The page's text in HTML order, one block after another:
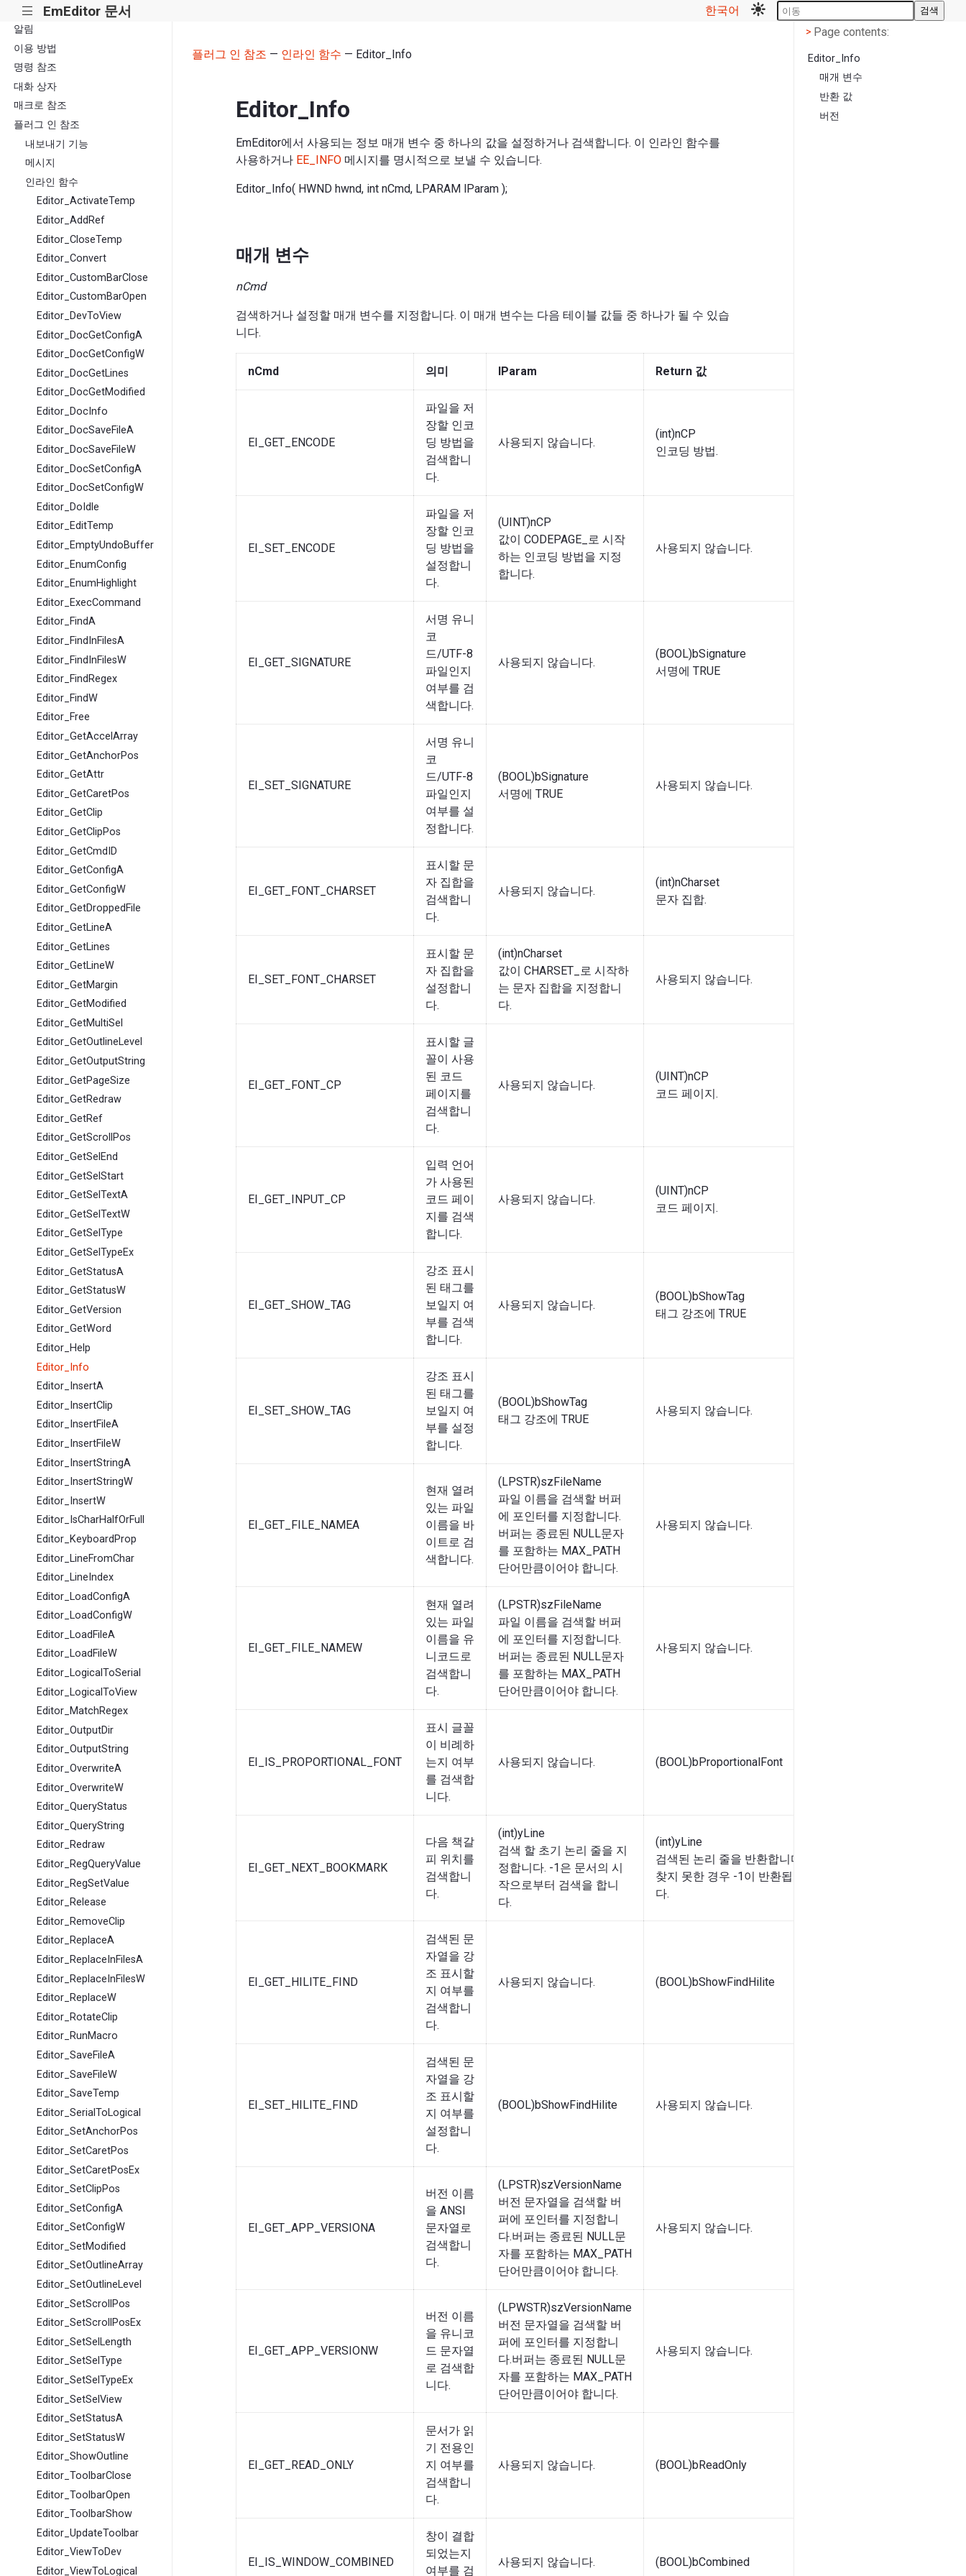
||| EmEditor 문서 한국어 검색
알림
이용 방법
명령 참조
대화 상자
매크로 참조
플러그 인 참조
내보내기 기능
메시지
인라인 함수
Editor_ActivateTemp
Editor_AddRef
Editor_CloseTemp
Editor_Convert
Editor_CustomBarClose
Editor_CustomBarOpen
Editor_DevToView
Editor_DocGetConfigA
Editor_DocGetConfigW
Editor_DocGetLines
Editor_DocGetModified
Editor_DocInfo
Editor_DocSaveFileA
Editor_DocSaveFileW
Editor_DocSetConfigA
Editor_DocSetConfigW
Editor_DoIdle
Editor_EditTemp
Editor_EmptyUndoBuffer
Editor_EnumConfig
Editor_EnumHighlight
Editor_ExecCommand
Editor_FindA
Editor_FindInFilesA
Editor_FindInFilesW
Editor_FindRegex
Editor_FindW
Editor_Free
Editor_GetAccelArray
Editor_GetAnchorPos
Editor_GetAttr
Editor_GetCaretPos
Editor_GetClip
Editor_GetClipPos
Editor_GetCmdID
Editor_GetConfigA
Editor_GetConfigW
Editor_GetDroppedFile
Editor_GetLineA
Editor_GetLines
Editor_GetLineW
Editor_GetMargin
Editor_GetModified
Editor_GetMultiSel
Editor_GetOutlineLevel
Editor_GetOutputString
Editor_GetPageSize
Editor_GetRedraw
Editor_GetRef
Editor_GetScrollPos
Editor_GetSelEnd
Editor_GetSelStart
Editor_GetSelTextA
Editor_GetSelTextW
Editor_GetSelType
Editor_GetSelTypeEx
Editor_GetStatusA
Editor_GetStatusW
Editor_GetVersion
Editor_GetWord
Editor_Help
Editor_Info
Editor_InsertA
Editor_InsertClip
Editor_InsertFileA
Editor_InsertFileW
Editor_InsertStringA
Editor_InsertStringW
Editor_InsertW
Editor_IsCharHalfOrFull
Editor_KeyboardProp
Editor_LineFromChar
Editor_LineIndex
Editor_LoadConfigA
Editor_LoadConfigW
Editor_LoadFileA
Editor_LoadFileW
Editor_LogicalToSerial
Editor_LogicalToView
Editor_MatchRegex
Editor_OutputDir
Editor_OutputString
Editor_OverwriteA
Editor_OverwriteW
Editor_QueryStatus
Editor_QueryString
Editor_Redraw
Editor_RegQueryValue
Editor_RegSetValue
Editor_Release
Editor_RemoveClip
Editor_ReplaceA
Editor_ReplaceInFilesA
Editor_ReplaceInFilesW
Editor_ReplaceW
Editor_RotateClip
Editor_RunMacro
Editor_SaveFileA
Editor_SaveFileW
Editor_SaveTemp
Editor_SerialToLogical
Editor_SetAnchorPos
Editor_SetCaretPos
Editor_SetCaretPosEx
Editor_SetClipPos
Editor_SetConfigA
Editor_SetConfigW
Editor_SetModified
Editor_SetOutlineArray
Editor_SetOutlineLevel
Editor_SetScrollPos
Editor_SetScrollPosEx
Editor_SetSelLength
Editor_SetSelType
Editor_SetSelTypeEx
Editor_SetSelView
Editor_SetStatusA
Editor_SetStatusW
Editor_ShowOutline
Editor_ToolbarClose
Editor_ToolbarOpen
Editor_ToolbarShow
Editor_UpdateToolbar
Editor_ViewToDev
Editor_ViewToLogical
플러그 인 참조 — 인라인 함수 — Editor_Info
Editor_Info
EmEditor에서 사용되는 정보 매개 변수 중 하나의 값을 설정하거나 검색합니다. 이 인라인 함수를
사용하거나 EE_INFO 메시지를 명시적으로 보낼 수 있습니다.
Editor_Info( HWND hwnd, int nCmd, LPARAM lParam );
매개 변수
nCmd
검색하거나 설정할 매개 변수를 지정합니다. 이 매개 변수는 다음 테이블 값들 중 하나가 될 수 있습
니다.
nCmd 의미 lParam Return 값
EI_GET_ENCODE
파일을 저
장할 인코
딩 방법을
검색합니
다.
사용되지 않습니다.
(int)nCP
인코딩 방법.
EI_SET_ENCODE
파일을 저
장할 인코
딩 방법을
설정합니
다.
(UINT)nCP
값이 CODEPAGE_로 시작
하는 인코딩 방법을 지정
합니다.
사용되지 않습니다.
EI_GET_SIGNATURE
서명 유니
코
드/UTF-8
파일인지
여부를 검
색합니다.
사용되지 않습니다.
(BOOL)bSignature
서명에 TRUE
EI_SET_SIGNATURE
서명 유니
코
드/UTF-8
파일인지
여부를 설
정합니다.
(BOOL)bSignature
서명에 TRUE
사용되지 않습니다.
EI_GET_FONT_CHARSET
표시할 문
자 집합을
검색합니
다.
사용되지 않습니다.
(int)nCharset
문자 집합.
EI_SET_FONT_CHARSET
표시할 문
자 집합을
설정합니
다.
(int)nCharset
값이 CHARSET_로 시작하
는 문자 집합을 지정합니
다.
사용되지 않습니다.
EI_GET_FONT_CP
표시할 글
꼴이 사용
된 코드
페이지를
검색합니
다.
사용되지 않습니다.
(UINT)nCP
코드 페이지.
EI_GET_INPUT_CP
입력 언어
가 사용된
코드 페이
지를 검색
합니다.
사용되지 않습니다.
(UINT)nCP
코드 페이지.
EI_GET_SHOW_TAG
강조 표시
된 태그를
보일지 여
부를 검색
합니다.
사용되지 않습니다.
(BOOL)bShowTag
태그 강조에 TRUE
EI_SET_SHOW_TAG
강조 표시
된 태그를
보일지 여
부를 설정
합니다.
(BOOL)bShowTag
태그 강조에 TRUE
사용되지 않습니다.
EI_GET_FILE_NAMEA
현재 열려
있는 파일
이름을 바
이트로 검
색합니다.
(LPSTR)szFileName
파일 이름을 검색할 버퍼
에 포인터를 지정합니다.
버퍼는 종료된 NULL문자
를 포함하는 MAX_PATH
단어만큼이어야 합니다.
사용되지 않습니다.
EI_GET_FILE_NAMEW
현재 열려
있는 파일
이름을 유
니코드로
검색합니
다.
(LPSTR)szFileName
파일 이름을 검색할 버퍼
에 포인터를 지정합니다.
버퍼는 종료된 NULL문자
를 포함하는 MAX_PATH
단어만큼이어야 합니다.
사용되지 않습니다.
EI_IS_PROPORTIONAL_FONT
표시 글꼴
이 비례하
는지 여부
를 검색합
니다.
사용되지 않습니다. (BOOL)bProportionalFont
EI_GET_NEXT_BOOKMARK
다음 책갈
피 위치를
검색합니
다.
(int)yLine
검색 할 초기 논리 줄을 지
정합니다. -1은 문서의 시
작으로부터 검색을 합니
다.
(int)yLine
검색된 논리 줄을 반환합니다.
찾지 못한 경우 -1이 반환됩니
다.
EI_GET_HILITE_FIND
검색된 문
자열을 강
조 표시할
지 여부를
검색합니
다.
사용되지 않습니다. (BOOL)bShowFindHilite
EI_SET_HILITE_FIND
검색된 문
자열을 강
조 표시할
지 여부를
설정합니
다.
(BOOL)bShowFindHilite 사용되지 않습니다.
EI_GET_APP_VERSIONA
버전 이름
을 ANSI
문자열로
검색합니
다.
(LPSTR)szVersionName
버전 문자열을 검색할 버
퍼에 포인터를 지정합니
다.버퍼는 종료된 NULL문
자를 포함하는 MAX_PATH
단어만큼이어야 합니다.
사용되지 않습니다.
EI_GET_APP_VERSIONW
버전 이름
을 유니코
드 문자열
로 검색합
니다.
(LPWSTR)szVersionName
버전 문자열을 검색할 버
퍼에 포인터를 지정합니
다.버퍼는 종료된 NULL문
자를 포함하는 MAX_PATH
단어만큼이어야 합니다.
사용되지 않습니다.
EI_GET_READ_ONLY
문서가 읽
기 전용인
지 여부를
검색합니
다.
사용되지 않습니다. (BOOL)bReadOnly
EI_IS_WINDOW_COMBINED
창이 결합
되었는지
여부를 검
사용되지 않습니다. (BOOL)bCombined
< Page contents
> Page contents:
Editor_Info
매개 변수
반환 값
버전